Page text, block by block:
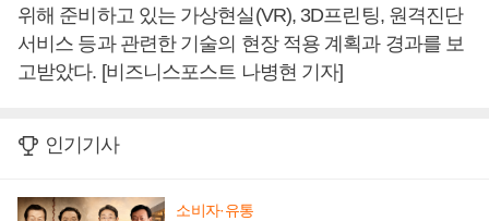
위해 준비하고 있는 가상현실(VR), 3D프린팅, 원격진단
서비스 등과 관련한 기술의 현장 적용 계획과 경과를 보
고받았다. [비즈니스포스트 나병현 기자]
인기기사
소비자·유통